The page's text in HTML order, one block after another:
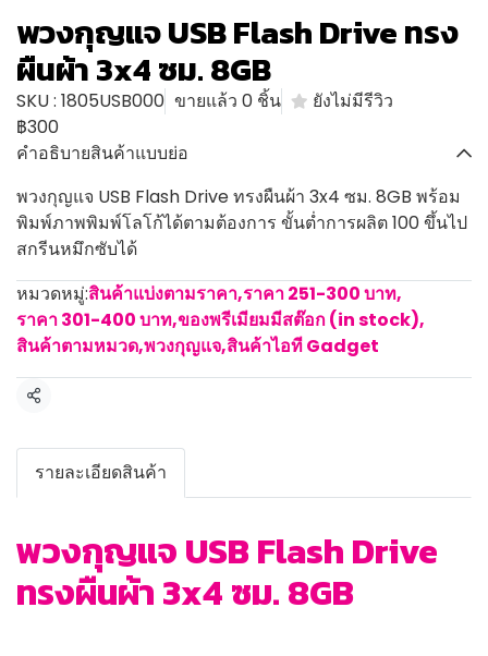
พวงกุญแจ USB Flash Drive ทรง
ผืนผ้า 3x4 ซม. 8GB
SKU : 1805USB000 ขายแล้ว 0 ชิ้น
ยังไม่มีรีวิว
฿300
คำอธิบายสินค้าแบบย่อ
พวงกุญแจ USB Flash Drive ทรงผืนผ้า 3x4 ซม. 8GB พร้อม
พิมพ์ภาพพิมพ์โลโก้ได้ตามต้องการ ขั้นต่ำการผลิต 100 ขึ้นไป
สกรีนหมึกซับได้
หมวดหมู่:สินค้าแบ่งตามราคา,ราคา 251-300 บาท,
ราคา 301-400 บาท,ของพรีเมียมมีสต๊อก (in stock),
สินค้าตามหมวด,พวงกุญแจ,สินค้าไอที Gadget
แชร์
รายละเอียดสินค้า
พวงกุญแจ USB Flash Drive
ทรงผืนผ้า 3x4 ซม. 8GB